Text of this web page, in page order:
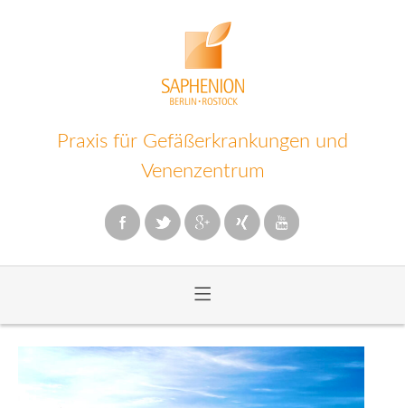
Praxis für Gefäßerkrankungen und
Venenzentrum
≡
wechseln